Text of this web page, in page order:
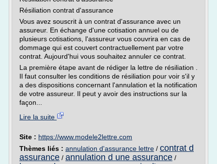
Résiliation contrat d'assurance
Vous avez souscrit à un contrat d'assurance avec un
assureur. En échange d'une cotisation annuel ou de
plusieurs cotisations, l'assureur vous couvrira en cas de
dommage qui est couvert contractuellement par votre
contrat. Aujourd'hui vous souhaitez annuler ce contrat.
La première étape avant de rédiger la lettre de résiliation .
Il faut consulter les conditions de résiliation pour voir s'il y
a des dispositions concernant l'annulation et la notification
de votre assureur. Il peut y avoir des instructions sur la
façon...
Lire la suite
Site : https://www.modele2lettre.com
Thèmes liés : annulation d'assurance lettre / contrat d
assurance / annulation d une assurance /